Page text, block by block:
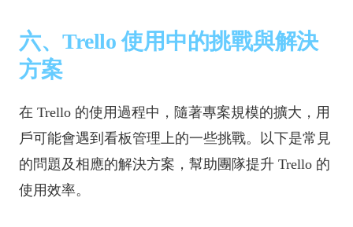
六、Trello 使用中的挑戰與解決
方案
在 Trello 的使用過程中，隨著專案規模的擴大，用
戶可能會遇到看板管理上的一些挑戰。以下是常見
的問題及相應的解決方案，幫助團隊提升 Trello 的
使用效率。